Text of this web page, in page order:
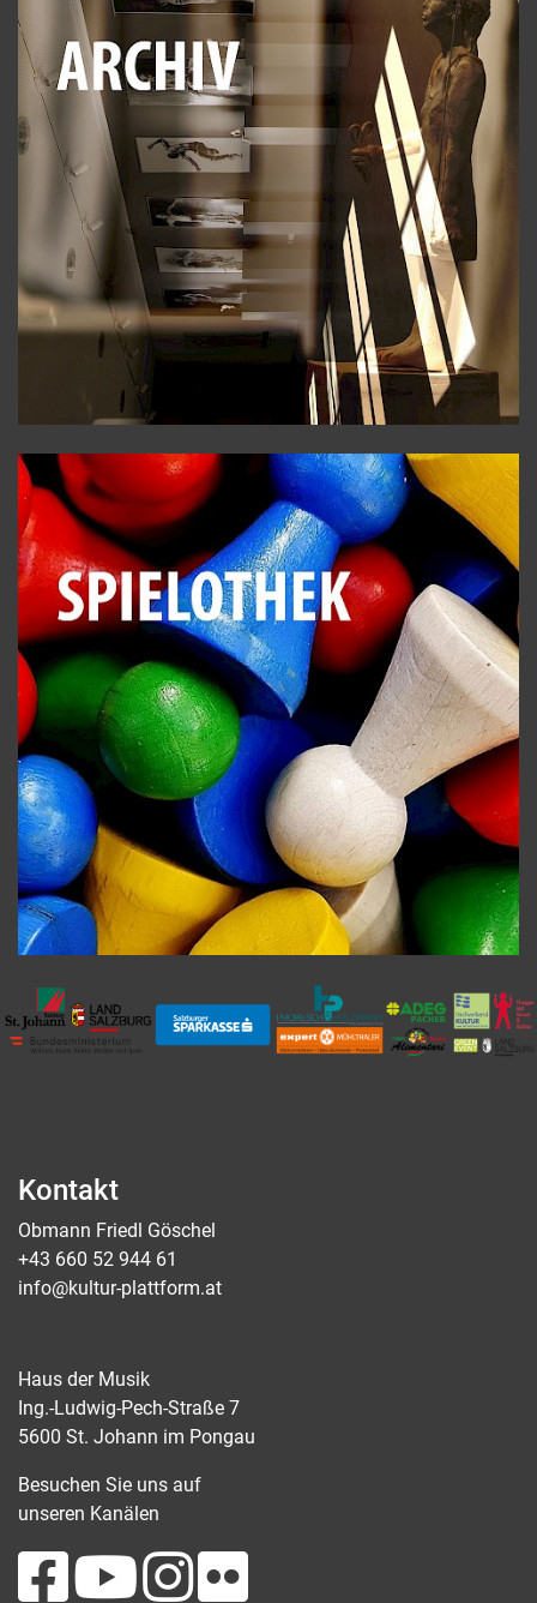
Kontakt
Obmann Friedl Göschel
+43 660 52 944 61
info@kultur-plattform.at
Haus der Musik
Ing.-Ludwig-Pech-Straße 7
5600 St. Johann im Pongau
Besuchen Sie uns auf
unseren Kanälen